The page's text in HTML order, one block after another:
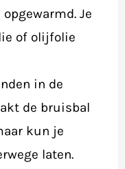
Je
of olijfolie
in de
de bruisbal
kun je
laten.